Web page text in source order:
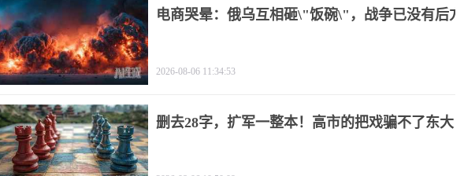
电商哭晕：俄乌互相砸\"饭碗\"，战争已没有后方
2026-08-06 11:34:53
删去28字，扩军一整本！高市的把戏骗不了东大